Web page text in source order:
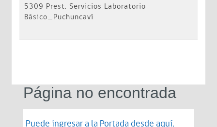
5309 Prest. Servicios Laboratorio
Básico_Puchuncaví
Página no encontrada
Puede ingresar a la Portada desde aquí,